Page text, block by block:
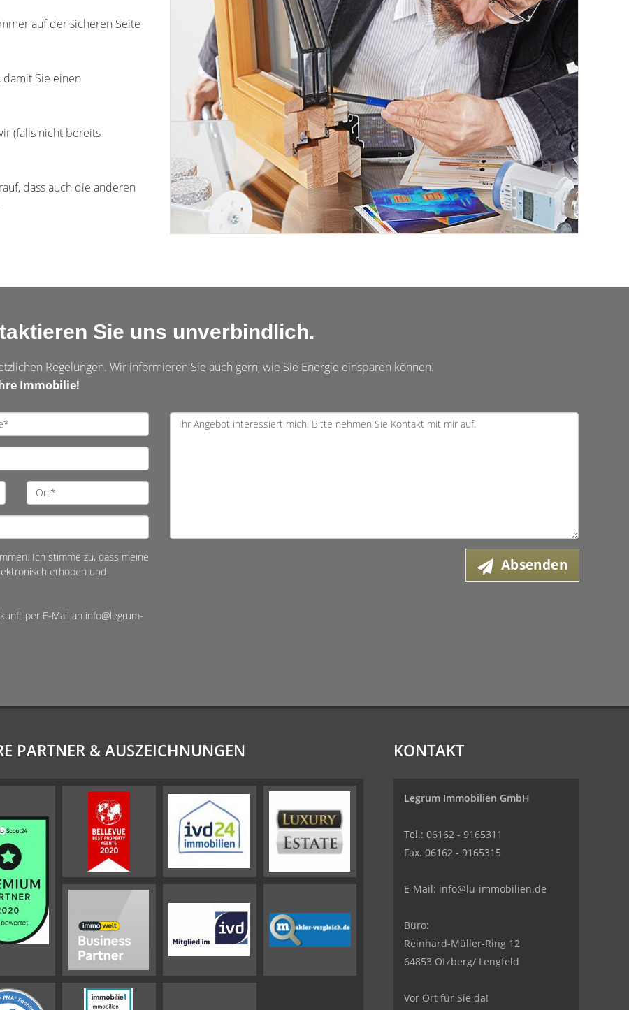
auf der sicheren Seite
, damit Sie einen
(falls nicht bereits
dass auch die anderen
Sie uns unverbindlich.
Regelungen. Wir informieren Sie auch gern, wie Sie Energie einsparen können.
Immobilie!
Ich stimme zu, dass meine
erhoben und
per E-Mail an info@legrum-
Absenden
PARTNER & AUSZEICHNUNGEN KONTAKT
Legrum Immobilien GmbH
Tel.: 06162 - 9165311
Fax. 06162 - 9165315
E-Mail: info@lu-immobilien.de
Büro:
Reinhard-Müller-Ring 12
64853 Otzberg/ Lengfeld
Vor Ort für Sie da!